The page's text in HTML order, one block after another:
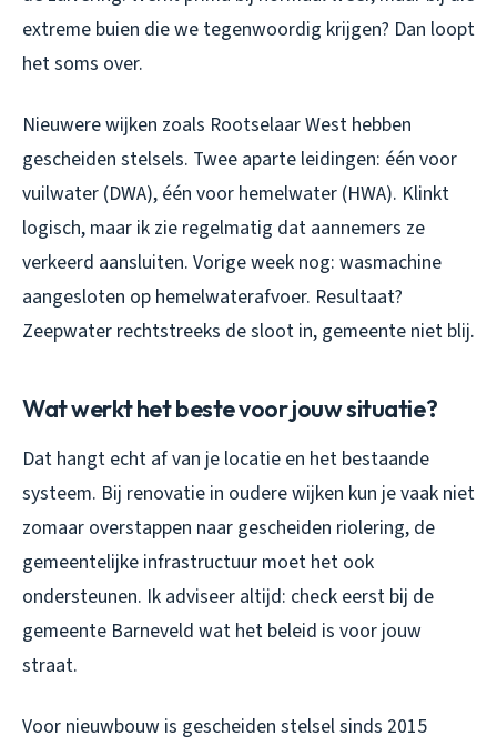
extreme buien die we tegenwoordig krijgen? Dan loopt
het soms over.
Nieuwere wijken zoals Rootselaar West hebben
gescheiden stelsels. Twee aparte leidingen: één voor
vuilwater (DWA), één voor hemelwater (HWA). Klinkt
logisch, maar ik zie regelmatig dat aannemers ze
verkeerd aansluiten. Vorige week nog: wasmachine
aangesloten op hemelwaterafvoer. Resultaat?
Zeepwater rechtstreeks de sloot in, gemeente niet blij.
Wat werkt het beste voor jouw situatie?
Dat hangt echt af van je locatie en het bestaande
systeem. Bij renovatie in oudere wijken kun je vaak niet
zomaar overstappen naar gescheiden riolering, de
gemeentelijke infrastructuur moet het ook
ondersteunen. Ik adviseer altijd: check eerst bij de
gemeente Barneveld wat het beleid is voor jouw
straat.
Voor nieuwbouw is gescheiden stelsel sinds 2015